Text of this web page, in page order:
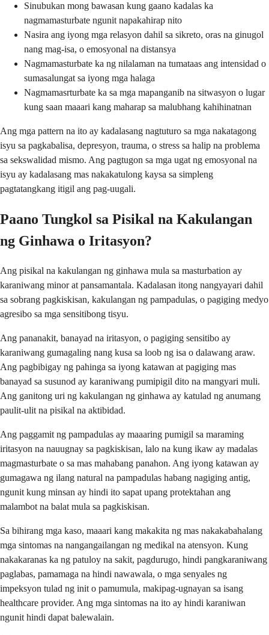
Sinubukan mong bawasan kung gaano kadalas ka
nagmamasturbate ngunit napakahirap nito
Nasira ang iyong mga relasyon dahil sa sikreto, oras na ginugol
nang mag-isa, o emosyonal na distansya
Nagmamasturbate ka ng nilalaman na tumataas ang intensidad o
sumasalungat sa iyong mga halaga
Nagmamasrturbate ka sa mga mapanganib na sitwasyon o lugar
kung saan maaari kang maharap sa malubhang kahihinatnan
Ang mga pattern na ito ay kadalasang nagtuturo sa mga nakatagong
isyu sa pagkabalisa, depresyon, trauma, o stress sa halip na problema
sa sekswalidad mismo. Ang pagtugon sa mga ugat ng emosyonal na
isyu ay kadalasang mas nakakatulong kaysa sa simpleng
pagtatangkang itigil ang pag-uugali.
Paano Tungkol sa Pisikal na Kakulangan
ng Ginhawa o Iritasyon?
Ang pisikal na kakulangan ng ginhawa mula sa masturbation ay
karaniwang minor at pansamantala. Kadalasan itong nangyayari dahil
sa sobrang pagkiskisan, kakulangan ng pampadulas, o pagiging medyo
agresibo sa mga sensitibong tisyu.
Ang pananakit, banayad na iritasyon, o pagiging sensitibo ay
karaniwang gumagaling nang kusa sa loob ng isa o dalawang araw.
Ang pagbibigay ng pahinga sa iyong katawan at pagiging mas
banayad sa susunod ay karaniwang pumipigil dito na mangyari muli.
Ang ganitong uri ng kakulangan ng ginhawa ay katulad ng anumang
paulit-ulit na pisikal na aktibidad.
Ang paggamit ng pampadulas ay maaaring pumigil sa maraming
iritasyon na nauugnay sa pagkiskisan, lalo na kung ikaw ay madalas
magmasturbate o sa mas mahabang panahon. Ang iyong katawan ay
gumagawa ng ilang natural na pampadulas habang nagiging antig,
ngunit kung minsan ay hindi ito sapat upang protektahan ang
malambot na balat mula sa pagkiskisan.
Sa bihirang mga kaso, maaari kang makakita ng mas nakakabahalang
mga sintomas na nangangailangan ng medikal na atensyon. Kung
nakakaranas ka ng patuloy na sakit, pagdurugo, hindi pangkaraniwang
paglabas, pamamaga na hindi nawawala, o mga senyales ng
impeksyon tulad ng init o pamumula, makipag-ugnayan sa isang
healthcare provider. Ang mga sintomas na ito ay hindi karaniwan
ngunit hindi dapat balewalain.